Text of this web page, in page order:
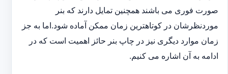
صورت فوری می باشند همچنین تمایل دارند که بنر
موردنظرشان در کوتاهترین زمان ممکن آماده شود.اما به جز
زمان موارد دیگری نیز در چاپ بنر حائز اهمیت است که در
ادامه به آن اشاره می کنیم.